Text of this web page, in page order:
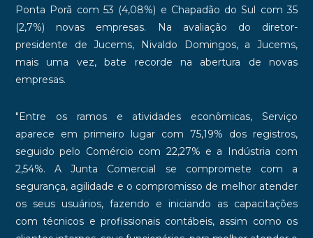
Ponta Porã com 53 (4,08%) e Chapadão do Sul com 35
(2,7%) novas empresas. Na avaliação do diretor-
presidente de Jucems, Nivaldo Domingos, a Jucems,
mais uma vez, bate recorde na abertura de novas
empresas.
"Entre os ramos e atividades econômicas, Serviço
aparece em primeiro lugar com 75,19% dos registros,
seguido pelo Comércio com 22,27% e a Indústria com
2,54%. A Junta Comercial se compromete com a
segurança, agilidade e o compromisso de melhor atender
os seus usuários, fazendo e iniciando as capacitações
com técnicos e profissionais contábeis, assim como os